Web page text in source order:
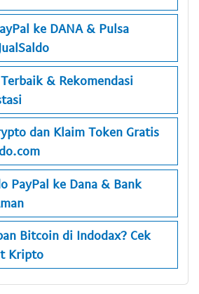
ke DANA & Pulsa
& Rekomendasi
dan Klaim Token Gratis
PayPal ke Dana & Bank
Bitcoin di Indodax? Cek
Kripto